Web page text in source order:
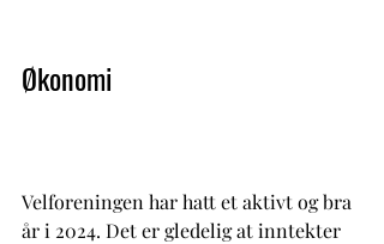
Økonomi
Velforeningen har hatt et aktivt og bra
år i 2024. Det er gledelig at inntekter